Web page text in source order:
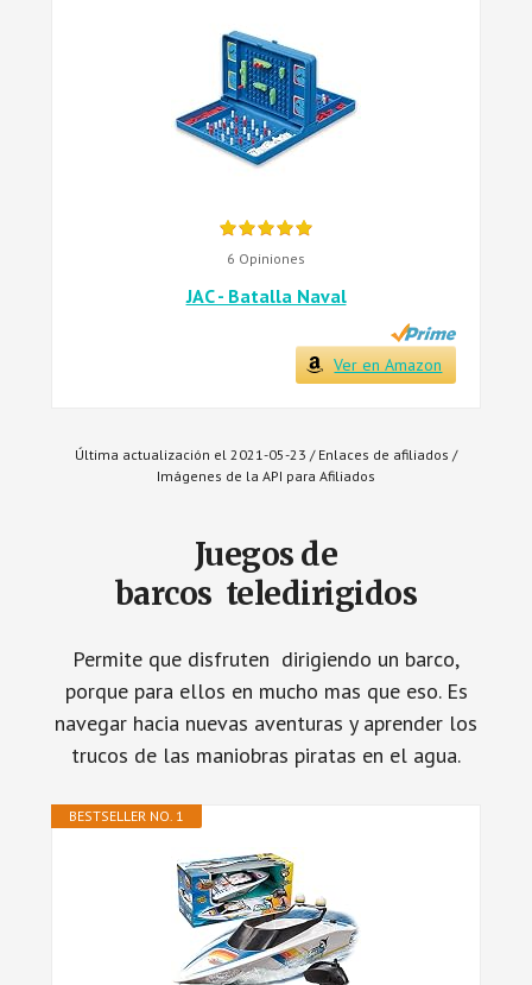
6 Opiniones
JAC - Batalla Naval
Ver en Amazon
Última actualización el 2021-05-23 / Enlaces de afiliados /
Imágenes de la API para Afiliados
Juegos de
barcos teledirigidos
Permite que disfruten dirigiendo un barco,
porque para ellos en mucho mas que eso. Es
navegar hacia nuevas aventuras y aprender los
trucos de las maniobras piratas en el agua.
BESTSELLER NO. 1